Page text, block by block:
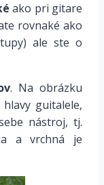
ako pri gitare
rovnaké ako
ale ste o
. Na obrázku
guitalele,
nástroj, tj.
a vrchná je